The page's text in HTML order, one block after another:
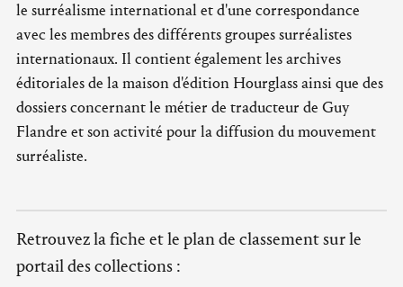
le surréalisme international et d'une correspondance
avec les membres des différents groupes surréalistes
internationaux. Il contient également les archives
éditoriales de la maison d'édition Hourglass ainsi que des
dossiers concernant le métier de traducteur de Guy
Flandre et son activité pour la diffusion du mouvement
surréaliste.
Retrouvez la fiche et le plan de classement sur le
portail des collections :